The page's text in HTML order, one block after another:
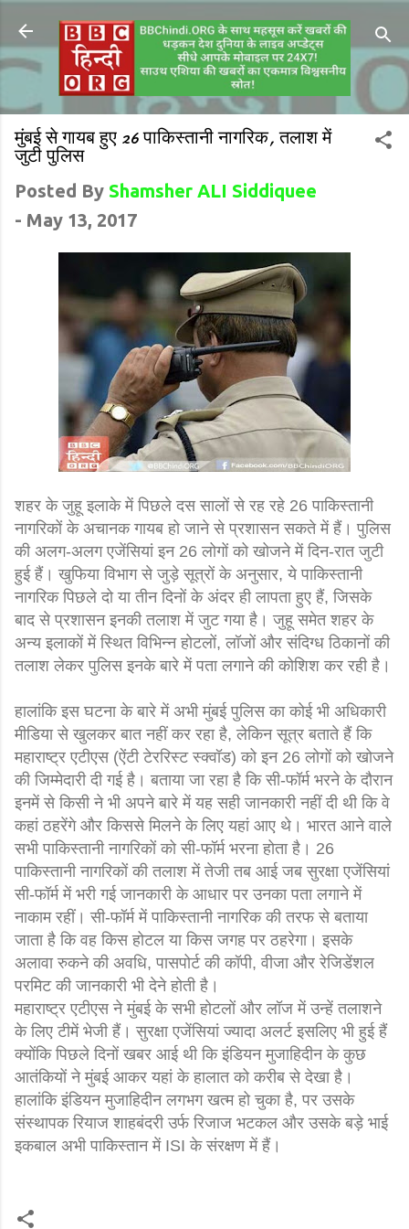
मुंबई से गायब हुए 26 पाकिस्तानी नागरिक, तलाश में
जुटी पुलिस
Posted By Shamsher ALI Siddiquee
- May 13, 2017
शहर के जुहू इलाके में पिछले दस सालों से रह रहे 26 पाकिस्तानी
नागरिकों के अचानक गायब हो जाने से प्रशासन सकते में हैं। पुलिस
की अलग-अलग एजेंसियां इन 26 लोगों को खोजने में दिन-रात जुटी
हुई हैं। खुफिया विभाग से जुड़े सूत्रों के अनुसार, ये पाकिस्तानी
नागरिक पिछले दो या तीन दिनों के अंदर ही लापता हुए हैं, जिसके
बाद से प्रशासन इनकी तलाश में जुट गया है। जुहू समेत शहर के
अन्य इलाकों में स्थित विभिन्न होटलों, लॉजों और संदिग्ध ठिकानों की
तलाश लेकर पुलिस इनके बारे में पता लगाने की कोशिश कर रही है।
हालांकि इस घटना के बारे में अभी मुंबई पुलिस का कोई भी अधिकारी
मीडिया से खुलकर बात नहीं कर रहा है, लेकिन सूत्र बताते हैं कि
महाराष्ट्र एटीएस (ऐंटी टेररिस्ट स्क्वॉड) को इन 26 लोगों को खोजने
की जिम्मेदारी दी गई है। बताया जा रहा है कि सी-फॉर्म भरने के दौरान
इनमें से किसी ने भी अपने बारे में यह सही जानकारी नहीं दी थी कि वे
कहां ठहरेंगे और किससे मिलने के लिए यहां आए थे। भारत आने वाले
सभी पाकिस्तानी नागरिकों को सी-फॉर्म भरना होता है। 26
पाकिस्तानी नागरिकों की तलाश में तेजी तब आई जब सुरक्षा एजेंसियां
सी-फॉर्म में भरी गई जानकारी के आधार पर उनका पता लगाने में
नाकाम रहीं। सी-फॉर्म में पाकिस्तानी नागरिक की तरफ से बताया
जाता है कि वह किस होटल या किस जगह पर ठहरेगा। इसके
अलावा रुकने की अवधि, पासपोर्ट की कॉपी, वीजा और रेजिडेंशल
परमिट की जानकारी भी देने होती है।
महाराष्ट्र एटीएस ने मुंबई के सभी होटलों और लॉज में उन्हें तलाशने
के लिए टीमें भेजी हैं। सुरक्षा एजेंसियां ज्यादा अलर्ट इसलिए भी हुई हैं
क्योंकि पिछले दिनों खबर आई थी कि इंडियन मुजाहिदीन के कुछ
आतंकियों ने मुंबई आकर यहां के हालात को करीब से देखा है।
हालांकि इंडियन मुजाहिदीन लगभग खत्म हो चुका है, पर उसके
संस्थापक रियाज शाहबंदरी उर्फ रिजाज भटकल और उसके बड़े भाई
इकबाल अभी पाकिस्तान में ISI के संरक्षण में हैं।